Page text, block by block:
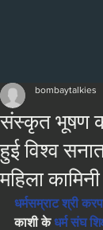
संस्कृत भूषण
हुई विश्व
महिला
bombaytalkies
धर्मसम्राट श्री
काशी के धर्म संघ